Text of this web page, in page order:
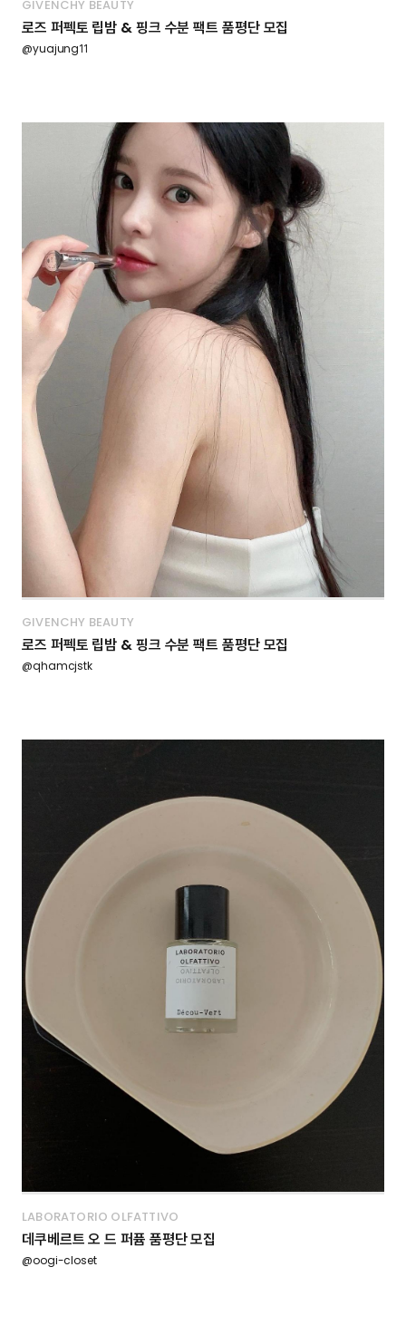
GIVENCHY BEAUTY
로즈 퍼펙토 립밤 & 핑크 수분 팩트 품평단 모집
@yuajung11
GIVENCHY BEAUTY
로즈 퍼펙토 립밤 & 핑크 수분 팩트 품평단 모집
@qhamcjstk
LABORATORIO OLFATTIVO
데쿠베르트 오 드 퍼퓸 품평단 모집
@oogi-closet